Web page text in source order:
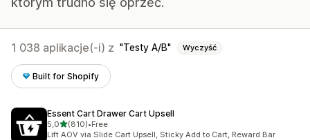
1 038 aplikacje(-i) z Testy A/B Wyczyść
Built for Shopify
Essent Cart Drawer Cart Upsell
5,0na 5 gwiazdek
(810)
Łączna liczba recenzji: 810
•Free
Lift AOV via Slide Cart Upsell, Sticky Add to Cart, Reward Bar